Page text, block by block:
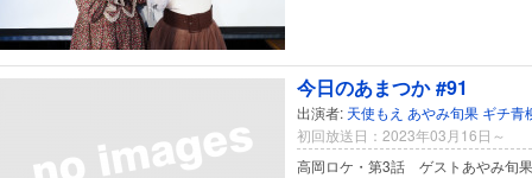
今日のあまつか #91
出演者: 天使もえ あやみ旬果 ギチ青
初回放送日：2023年03月16日～
高岡ロケ・第3話 ゲストあやみ旬果